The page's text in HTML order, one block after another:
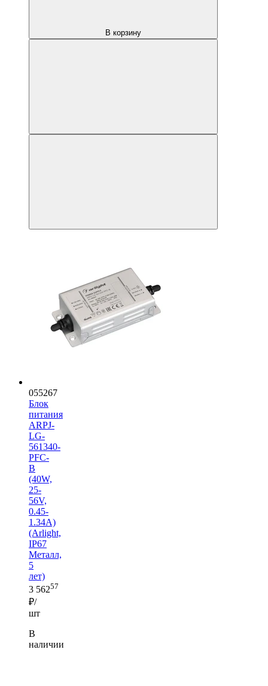
В корзину
055267
Блок
питания
ARPJ-
LG-
561340-
PFC-
B
(40W,
25-
56V,
0.45-
1.34A)
(Arlight,
IP67
Металл,
5
лет)
3 56257
₽/
шт
В
наличии